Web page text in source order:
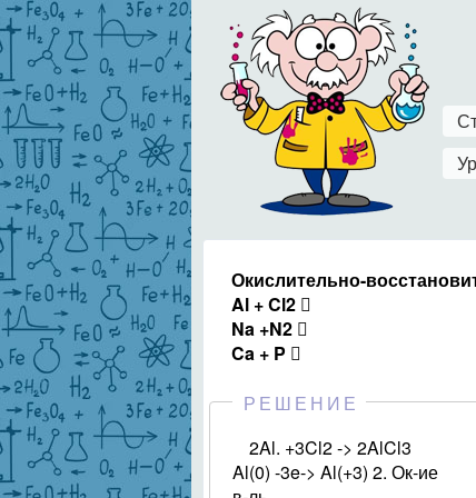
Окислительно-
Al + Cl2 
Na +N2 
Ca + P 
РЕШЕНИЕ
2Al. +3Cl2 -> 2AlCl3
Al(0) -3e-> Al(+3) 2. Ок-ие